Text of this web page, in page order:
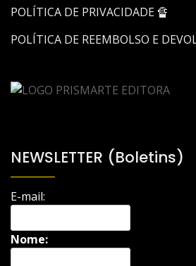
POLÍTICA DE PRIVACIDADE 🔏
POLÍTICA DE REEMBOLSO E
NEWSLETTER (Boletins)
E-mail:
Nome: